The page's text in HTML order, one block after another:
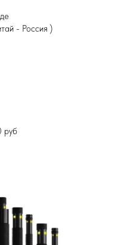
- Россия )
руб